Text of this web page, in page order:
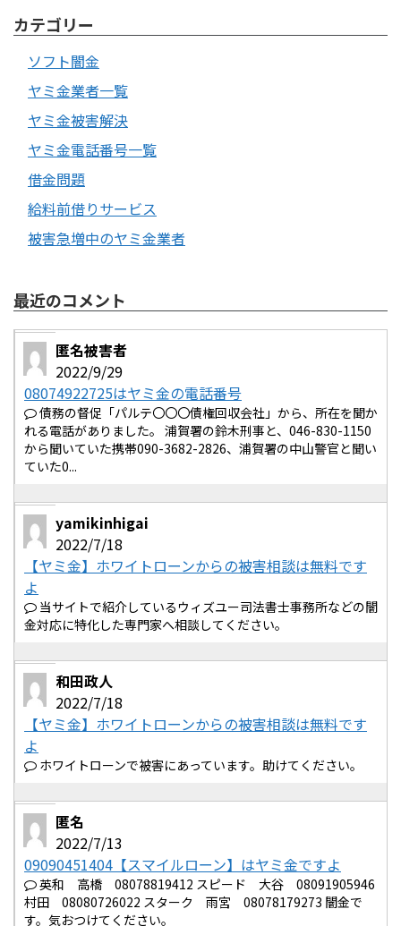
カテゴリー
ソフト闇金
ヤミ金業者一覧
ヤミ金被害解決
ヤミ金電話番号一覧
借金問題
給料前借りサービス
被害急増中のヤミ金業者
最近のコメント
匿名被害者
2022/9/29
08074922725はヤミ金の電話番号
債務の督促「パルテ〇〇〇債権回収会社」から、所在を聞か
れる電話がありました。 浦賀署の鈴木刑事と、046-830-1150
から聞いていた携帯090-3682-2826、浦賀署の中山警官と聞い
ていた0...
yamikinhigai
2022/7/18
【ヤミ金】ホワイトローンからの被害相談は無料です
よ
当サイトで紹介しているウィズユー司法書士事務所などの闇
金対応に特化した専門家へ相談してください。
和田政人
2022/7/18
【ヤミ金】ホワイトローンからの被害相談は無料です
よ
ホワイトローンで被害にあっています。助けてください。
匿名
2022/7/13
09090451404【スマイルローン】はヤミ金ですよ
英和 高橋 08078819412 スピード 大谷 08091905946
村田 08080726022 スターク 雨宮 08078179273 闇金で
す。気おつけてください。